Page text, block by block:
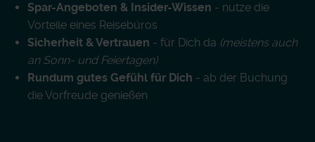
Spar-Angeboten & Insider-Wissen - nutze die
Vorteile eines Reisebüros
Sicherheit & Vertrauen - für Dich da (meistens auch
an Sonn- und Feiertagen)
Rundum gutes Gefühl für Dich - ab der Buchung
die Vorfreude genießen